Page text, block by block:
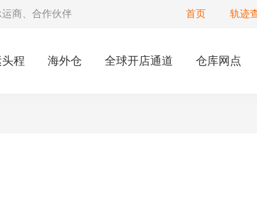
商、合作伙伴 首页 轨迹
程 海外仓 全球开店通道 仓库网点